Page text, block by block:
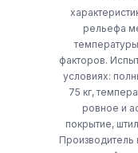
рельефа
факторов.
условиях:
75 кг,
ровное и
покрытие,
Производитель